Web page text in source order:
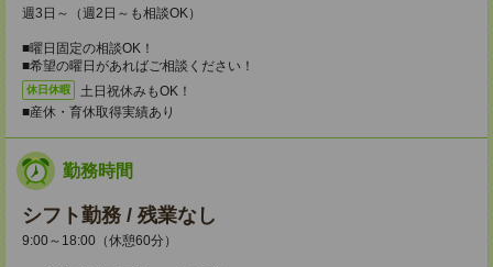
週3日～（週2日～も相談OK）
■曜日固定の相談OK！
■希望の曜日があればご相談ください！
休日休暇
土日祝休みもOK！
■産休・育休取得実績あり
勤務時間
シフト勤務 / 残業なし
9:00～18:00（休憩60分）